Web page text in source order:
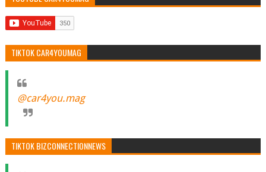
TIKTOK CAR4YOUMAG
@car4you.mag
TIKTOK BIZCONNECTIONNEWS